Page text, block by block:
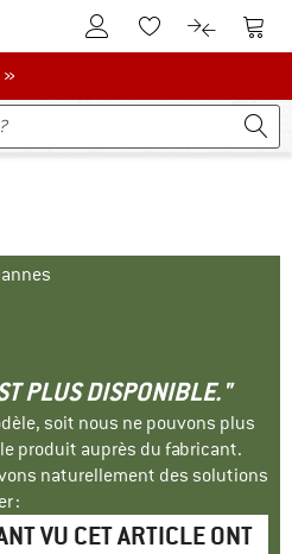
Vers le compte client
Vers la liste
Vers le
»
PLUS DISPONIBLE."
soit nous ne pouvons plus
produit auprès du fabricant.
naturellement des solutions
:
VU CET ARTICLE ONT